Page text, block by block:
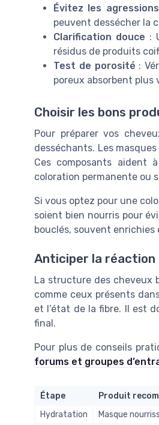
Évitez les agressions
peuvent dessécher la
Clarification douce :
résidus de produits
Test de porosité :
poreux absorbent plus
Choisir les bons
Pour préparer vos
desséchants. Les
Ces composants aident
coloration permanente ou
Si vous optez pour une
soient bien nourris pour
bouclés, souvent
Anticiper la réaction
La structure des cheveux
comme ceux présents
et l’état de la fibre. Il est
final.
Pour plus de conseils
forums et groupes
Étape Produit
Hydratation
Masque